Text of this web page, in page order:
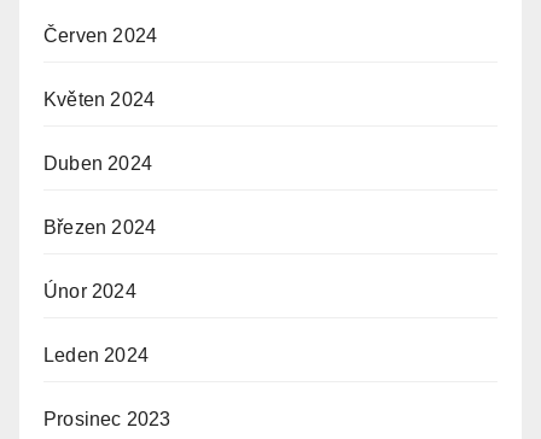
Červen 2024
Květen 2024
Duben 2024
Březen 2024
Únor 2024
Leden 2024
Prosinec 2023